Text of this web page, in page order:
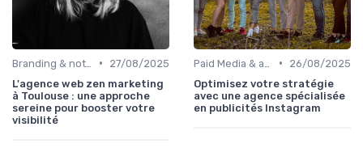
•
27/08/2025
L'agence web zen marketing
à Toulouse : une approche
sereine pour booster votre
visibilité
•
26/08/2025
Optimisez votre stratégie
avec une agence spécialisée
en publicités Instagram